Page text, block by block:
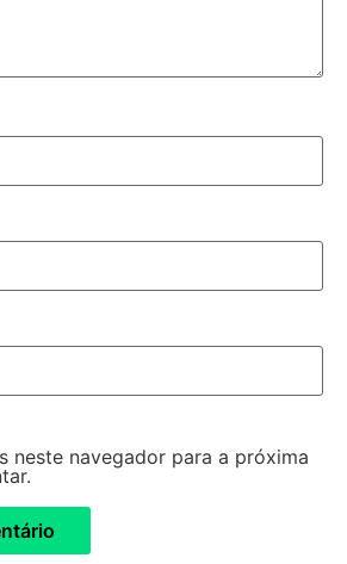
neste navegador para a próxima